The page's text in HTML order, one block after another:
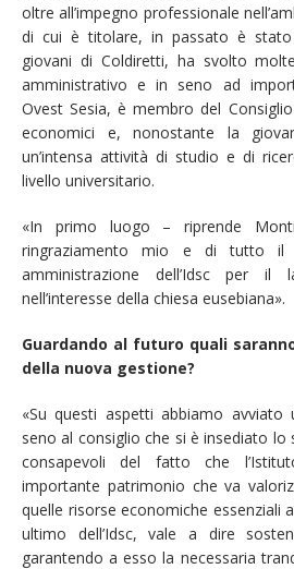
oltre all’impegno professionale
di cui è titolare, in passato è stato
giovani di Coldiretti, ha svolto
amministrativo e in seno ad
Ovest Sesia, è membro del
economici e, nonostante la
un’intensa attività di studio e di
livello universitario.
«In primo luogo – riprende
ringraziamento mio e di tutto il
amministrazione dell’Idsc per
nell’interesse della chiesa eusebiana».
Guardando al futuro quali
della nuova gestione?
«Su questi aspetti abbiamo
seno al consiglio che si è insediato lo
consapevoli del fatto che
importante patrimonio che va
quelle risorse economiche essenziali
ultimo dell’Idsc, vale a dire
garantendo a esso la necessaria